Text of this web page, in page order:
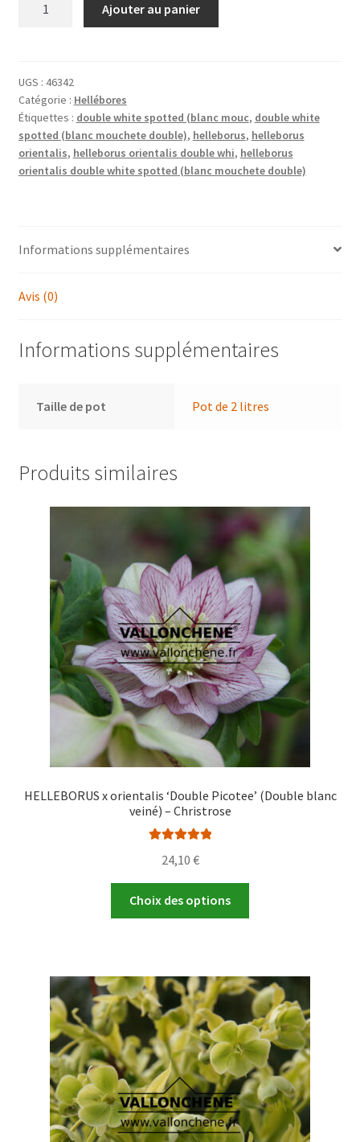
orientalis
'Double
White
Spotted'
(blanc
moucheté
hellébore,
Noël
Ajouter au panier
UGS : 46342
Catégorie : Hellébores
Étiquettes : double white spotted (blanc mouc, double white
spotted (blanc mouchete double), helleborus, helleborus
orientalis, helleborus orientalis double whi, helleborus
orientalis double white spotted (blanc mouchete double)
Informations supplémentaires
Avis (0)
Informations supplémentaires
Taille de pot Pot de 2 litres
Produits similaires
HELLEBORUS x orientalis ‘Double Picotee’ (Double blanc
veiné) – Christrose
24,10 €
Choix des options
Les
options
peuvent
être
choisies
sur
la
page